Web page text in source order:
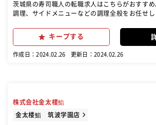
茨城県の寿司職人の転職求人はこちらがおすすめ。 魚の仕込みや
調理、サイドメニューなどの調理全般をお任せ
キープする
作成日：2024.02.26 更新日：2024.02.26
株式会社金太楼鮨
金太楼鮨 筑波学園店